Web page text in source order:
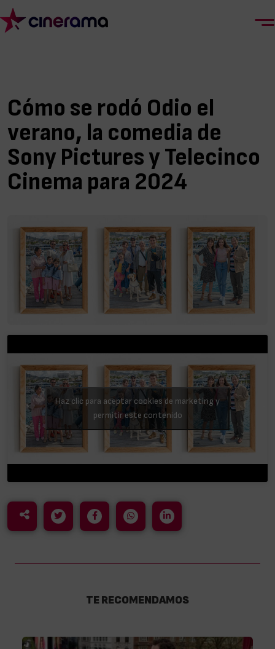
Cómo se rodó Odio el
verano, la comedia de
Sony Pictures y Telecinco
Cinema para 2024
Haz clic para aceptar cookies de marketing y
permitir este contenido
TE RECOMENDAMOS